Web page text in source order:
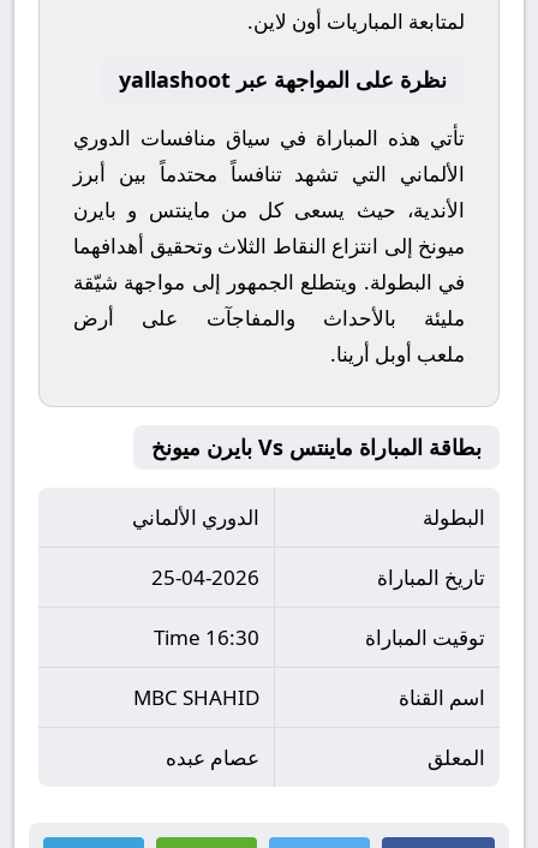
لمتابعة المباريات أون لاين.
نظرة على المواجهة عبر yallashoot
تأتي هذه المباراة في سياق منافسات الدوري
الألماني التي تشهد تنافساً محتدماً بين أبرز
الأندية، حيث يسعى كل من ماينتس و بايرن
ميونخ إلى انتزاع النقاط الثلاث وتحقيق أهدافهما
في البطولة. ويتطلع الجمهور إلى مواجهة شيّقة
مليئة بالأحداث والمفاجآت على أرض
ملعب أوبل أرينا.
بطاقة المباراة ماينتس Vs بايرن ميونخ
البطولة الدوري الألماني
تاريخ المباراة 25-04-2026
توقيت المباراة 16:30 Time
اسم القناة MBC SHAHID
المعلق عصام عبده